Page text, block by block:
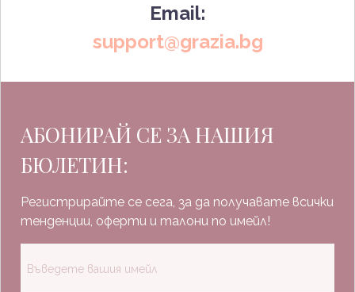
Email:
support@grazia.bg
АБОНИРАЙ СЕ ЗА НАШИЯ
БЮЛЕТИН:
Регистрирайте се сега, за да получавате всички
тенденции, оферти и талони по имейл!